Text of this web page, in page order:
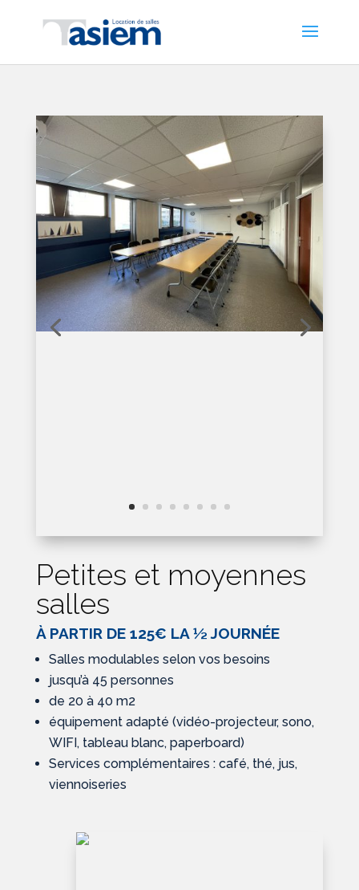
Petites et moyennes
salles
À PARTIR DE 125€ LA ½ JOURNÉE
Salles modulables selon vos besoins
jusqu’à 45 personnes
de 20 à 40 m2
équipement adapté (vidéo-projecteur, sono,
WIFI, tableau blanc, paperboard)
Services complémentaires : café, thé, jus,
viennoiseries